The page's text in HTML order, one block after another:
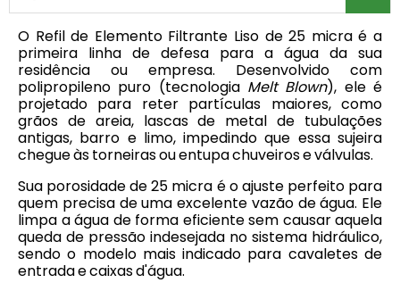
O Refil de Elemento Filtrante Liso de 25 micra é a
primeira linha de defesa para a água da sua
residência ou empresa. Desenvolvido com
polipropileno puro (tecnologia Melt Blown), ele é
projetado para reter partículas maiores, como
grãos de areia, lascas de metal de tubulações
antigas, barro e limo, impedindo que essa sujeira
chegue às torneiras ou entupa chuveiros e válvulas.
Sua porosidade de 25 micra é o ajuste perfeito para
quem precisa de uma excelente vazão de água. Ele
limpa a água de forma eficiente sem causar aquela
queda de pressão indesejada no sistema hidráulico,
sendo o modelo mais indicado para cavaletes de
entrada e caixas d'água.